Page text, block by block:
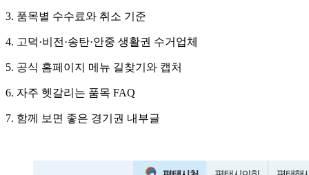
3. 품목별 수수료와 취소 기준
4. 고덕·비전·송탄·안중 생활권 수거업체
5. 공식 홈페이지 메뉴 길찾기와 캡처
6. 자주 헷갈리는 품목 FAQ
7. 함께 보면 좋은 경기권 내부글